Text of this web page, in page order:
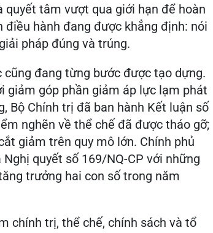
quyết tâm vượt qua giới hạn để hoàn
hành đang được khẳng định: nói
pháp đúng và trúng.
đang từng bước được tạo dựng.
giảm góp phần giảm áp lực lạm phát
Bộ Chính trị đã ban hành Kết luận số
nghẽn về thể chế đã được tháo gỡ;
giảm trên quy mô lớn. Chính phủ
quyết số 169/NQ-CP với những
trưởng hai con số trong năm
chính trị, thể chế, chính sách và tổ